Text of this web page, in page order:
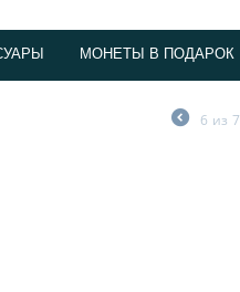
МОНЕТЫ В ПОДАРОК
6 из 7